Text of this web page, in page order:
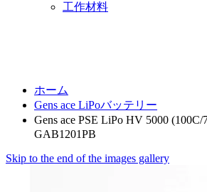
工作材料
ホーム
Gens ace LiPoバッテリー
Gens ace PSE LiPo HV 5000
GAB1201PB
Skip to the end of the images gallery